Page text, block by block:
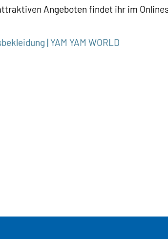
Angeboten findet ihr im
| YAM YAM WORLD